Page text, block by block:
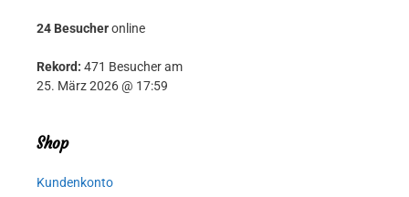
24 Besucheronline
Rekord: 471 Besucher am
25. März 2026 @ 17:59
Shop
Kundenkonto